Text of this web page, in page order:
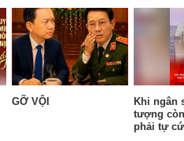
GỠ VỘI
Khi ngân
tượng
phải tự